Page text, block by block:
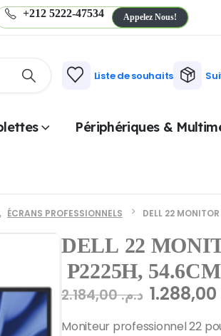
+212 5222-47534 Appelez Nous!
Liste de souhaits
Périphériques &
, ÉCRANS PROFESSIONNELS DELL 22
DELL 22
P2225H,
د.م.2.184,00
Moniteur professionnel 22